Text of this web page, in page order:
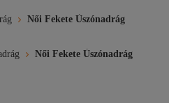
Női Fekete Úszónadrág
Női Fekete Úszónadrág